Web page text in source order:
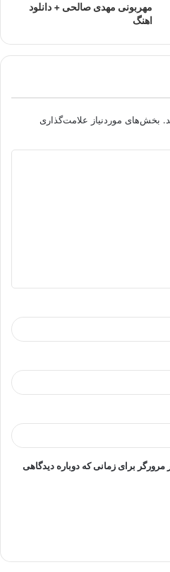
مهربونی مهدی صالحی + دانلود
اهنگ
بخش‌های موردنیاز علامت‌گذاری
برای زمانی که دوباره دیدگاهی